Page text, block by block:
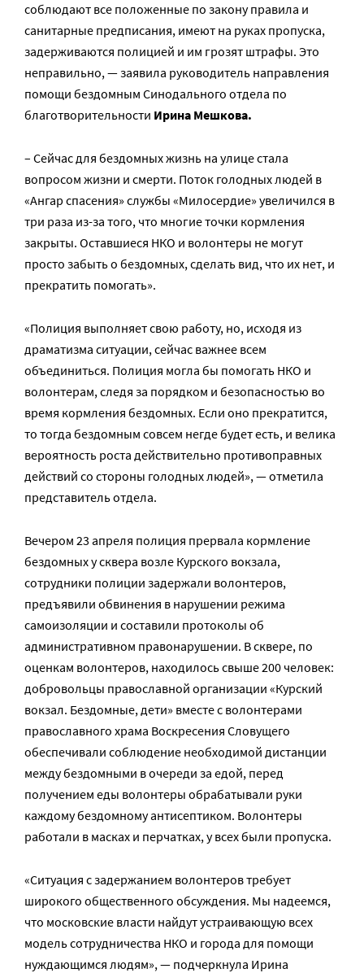
соблюдают все положенные по закону правила и
санитарные предписания, имеют на руках пропуска,
задерживаются полицией и им грозят штрафы. Это
неправильно, — заявила руководитель направления
помощи бездомным Синодального отдела по
благотворительности Ирина Мешкова.
– Сейчас для бездомных жизнь на улице стала
вопросом жизни и смерти. Поток голодных людей в
«Ангар спасения» службы «Милосердие» увеличился в
три раза из-за того, что многие точки кормления
закрыты. Оставшиеся НКО и волонтеры не могут
просто забыть о бездомных, сделать вид, что их нет, и
прекратить помогать».
«Полиция выполняет свою работу, но, исходя из
драматизма ситуации, сейчас важнее всем
объединиться. Полиция могла бы помогать НКО и
волонтерам, следя за порядком и безопасностью во
время кормления бездомных. Если оно прекратится,
то тогда бездомным совсем негде будет есть, и велика
вероятность роста действительно противоправных
действий со стороны голодных людей», — отметила
представитель отдела.
Вечером 23 апреля полиция прервала кормление
бездомных у сквера возле Курского вокзала,
сотрудники полиции задержали волонтеров,
предъявили обвинения в нарушении режима
самоизоляции и составили протоколы об
административном правонарушении. В сквере, по
оценкам волонтеров, находилось свыше 200 человек:
добровольцы православной организации «Курский
вокзал. Бездомные, дети» вместе с волонтерами
православного храма Воскресения Словущего
обеспечивали соблюдение необходимой дистанции
между бездомными в очереди за едой, перед
получением еды волонтеры обрабатывали руки
каждому бездомному антисептиком. Волонтеры
работали в масках и перчатках, у всех были пропуска.
«Ситуация с задержанием волонтеров требует
широкого общественного обсуждения. Мы надеемся,
что московские власти найдут устраивающую всех
модель сотрудничества НКО и города для помощи
нуждающимся людям», — подчеркнула Ирина